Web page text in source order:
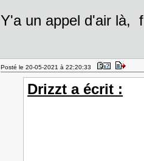
Y'a un appel d'air là,
Posté le 20-05-2021 à 22:20:33
Drizzt a écrit :